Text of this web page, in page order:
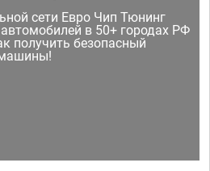
сети Евро Чип Тюнинг
в 50+ городах РФ
получить безопасный